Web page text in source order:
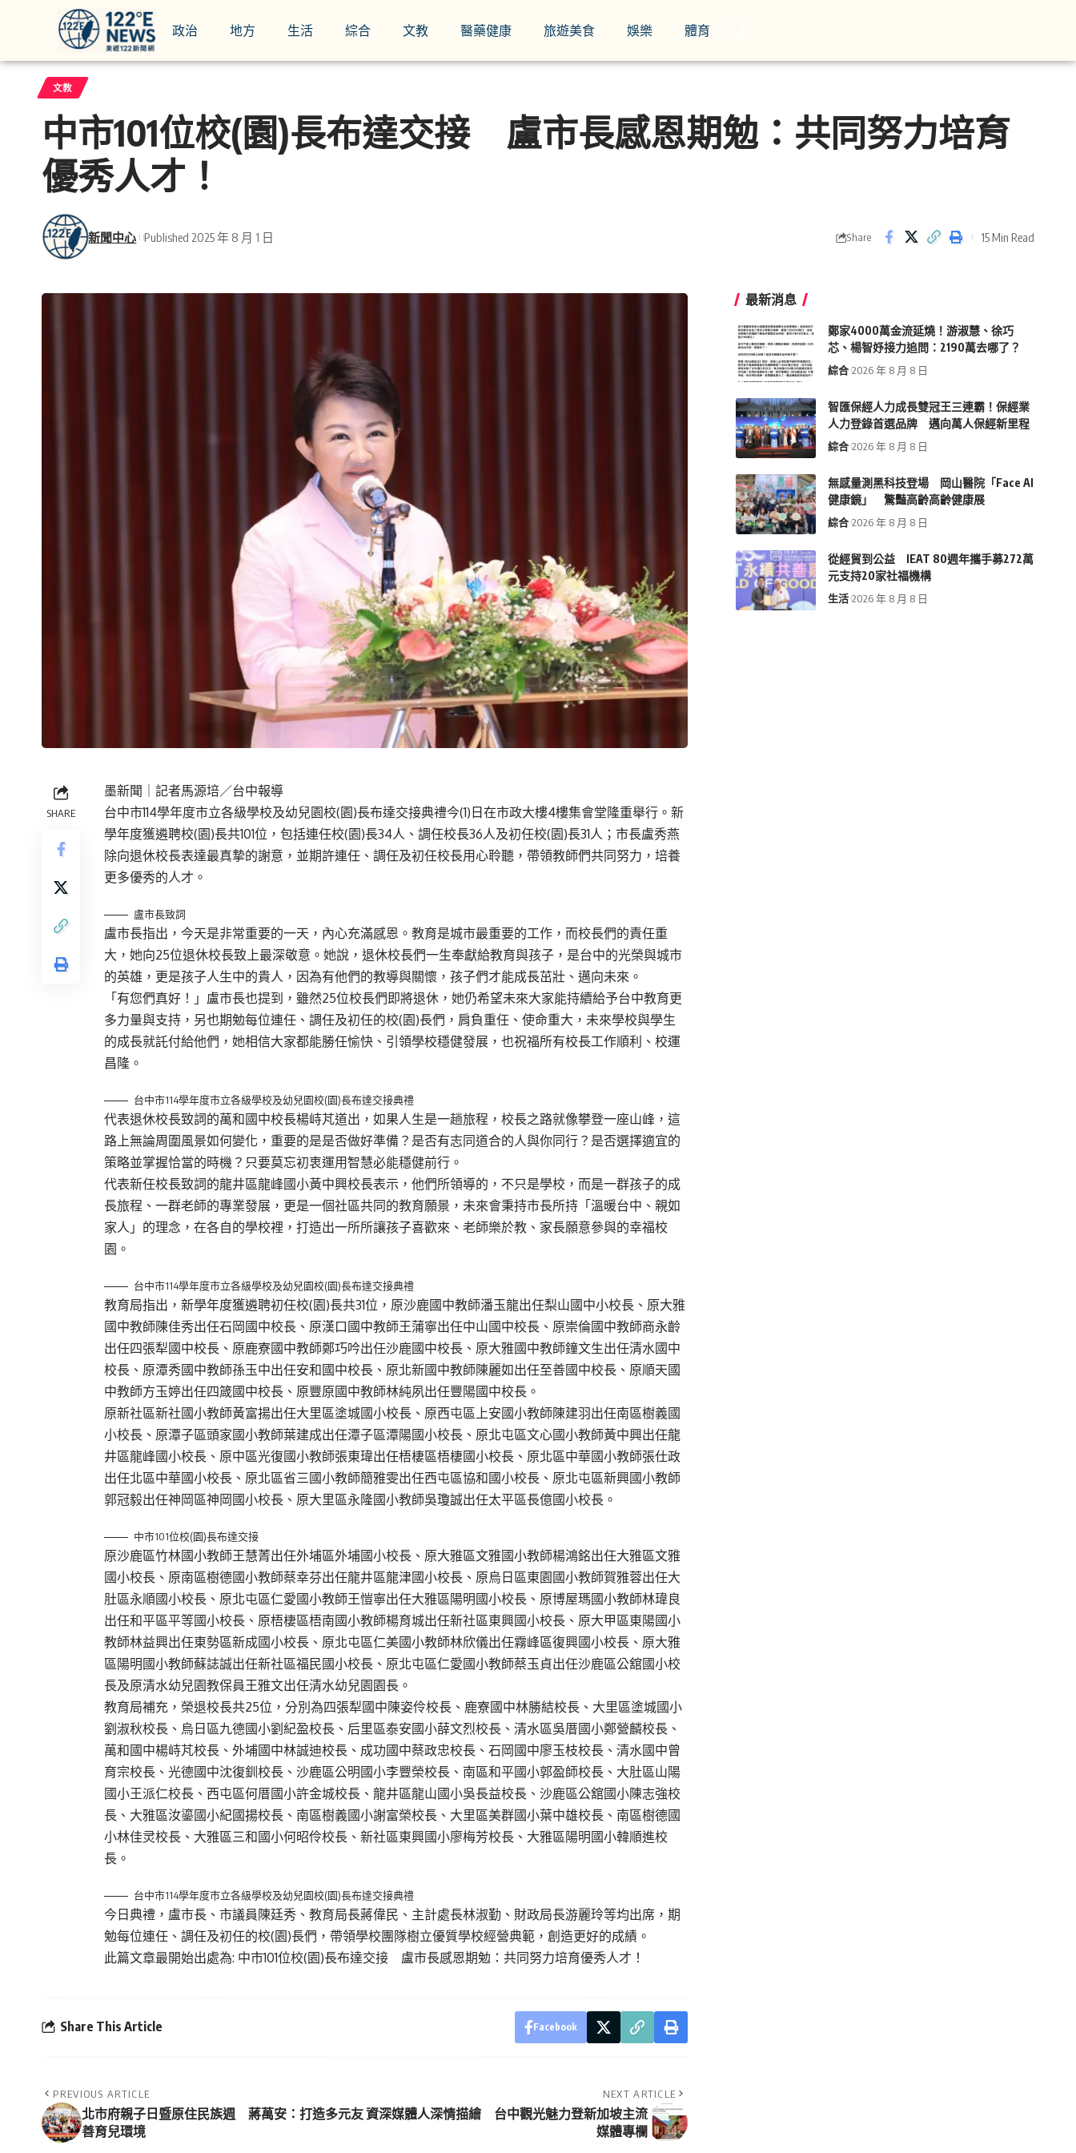
政治 地方 生活 綜合 文教 醫藥健康 旅遊美食 娛樂 體育
文教
中市101位校(園)長布達交接 盧市長感恩期勉：共同努力培育
優秀人才！
新聞中心 Published 2025 年 8 月 1 日 Share 15 Min Read
SHARE
墨新聞 ｜記者馬源培／台中報導
台中市114學年度市立各級學校及幼兒園校(園)長布達交接典禮今(1)日在市政大樓4樓集會堂隆重舉行。新
學年度獲遴聘校(園)長共101位，包括連任校(園)長34人、調任校長36人及初任校(園)長31人；市長盧秀燕
除向退休校長表達最真摯的謝意，並期許連任、調任及初任校長用心聆聽，帶領教師們共同努力，培養
更多優秀的人才。
盧市長致詞
盧市長指出，今天是非常重要的一天，內心充滿感恩。教育是城市最重要的工作，而校長們的責任重
大，她向25位退休校長致上最深敬意。她說，退休校長們一生奉獻給教育與孩子，是台中的光榮與城市
的英雄，更是孩子人生中的貴人，因為有他們的教導與關懷，孩子們才能成長茁壯、邁向未來。
「有您們真好！」盧市長也提到，雖然25位校長們即將退休，她仍希望未來大家能持續給予台中教育更
多力量與支持，另也期勉每位連任、調任及初任的校(園)長們，肩負重任、使命重大，未來學校與學生
的成長就託付給他們，她相信大家都能勝任愉快、引領學校穩健發展，也祝福所有校長工作順利、校運
昌隆。
台中市114學年度市立各級學校及幼兒園校(園)長布達交接典禮
代表退休校長致詞的萬和國中校長楊峙芃道出，如果人生是一趟旅程，校長之路就像攀登一座山峰，這
路上無論周圍風景如何變化，重要的是是否做好準備？是否有志同道合的人與你同行？是否選擇適宜的
策略並掌握恰當的時機？只要莫忘初衷運用智慧必能穩健前行。
代表新任校長致詞的龍井區龍峰國小黃中興校長表示，他們所領導的，不只是學校，而是一群孩子的成
長旅程、一群老師的專業發展，更是一個社區共同的教育願景，未來會秉持市長所持「溫暖台中、親如
家人」的理念，在各自的學校裡，打造出一所所讓孩子喜歡來、老師樂於教、家長願意參與的幸福校
園。
台中市114學年度市立各級學校及幼兒園校(園)長布達交接典禮
教育局指出，新學年度獲遴聘初任校(園)長共31位，原沙鹿國中教師潘玉龍出任梨山國中小校長、原大雅
國中教師陳佳秀出任石岡國中校長、原漢口國中教師王蒲寧出任中山國中校長、原崇倫國中教師商永齡
出任四張犁國中校長、原鹿寮國中教師鄭巧吟出任沙鹿國中校長、原大雅國中教師鐘文生出任清水國中
校長、原潭秀國中教師孫玉中出任安和國中校長、原北新國中教師陳麗如出任至善國中校長、原順天國
中教師方玉婷出任四箴國中校長、原豐原國中教師林純夙出任豐陽國中校長。
原新社區新社國小教師黃富揚出任大里區塗城國小校長、原西屯區上安國小教師陳建羽出任南區樹義國
小校長、原潭子區頭家國小教師葉建成出任潭子區潭陽國小校長、原北屯區文心國小教師黃中興出任龍
井區龍峰國小校長、原中區光復國小教師張東瑋出任梧棲區梧棲國小校長、原北區中華國小教師張仕政
出任北區中華國小校長、原北區省三國小教師簡雅雯出任西屯區協和國小校長、原北屯區新興國小教師
郭冠毅出任神岡區神岡國小校長、原大里區永隆國小教師吳瓊誠出任太平區長億國小校長。
中市101位校(園)長布達交接
原沙鹿區竹林國小教師王慧菁出任外埔區外埔國小校長、原大雅區文雅國小教師楊鴻銘出任大雅區文雅
國小校長、原南區樹德國小教師蔡幸芬出任龍井區龍津國小校長、原烏日區東園國小教師賀雅蓉出任大
肚區永順國小校長、原北屯區仁愛國小教師王愷寧出任大雅區陽明國小校長、原博屋瑪國小教師林瑋良
出任和平區平等國小校長、原梧棲區梧南國小教師楊育城出任新社區東興國小校長、原大甲區東陽國小
教師林益興出任東勢區新成國小校長、原北屯區仁美國小教師林欣儀出任霧峰區復興國小校長、原大雅
區陽明國小教師蘇誌誠出任新社區福民國小校長、原北屯區仁愛國小教師蔡玉貞出任沙鹿區公舘國小校
長及原清水幼兒園教保員王雅文出任清水幼兒園園長。
教育局補充，榮退校長共25位，分別為四張犁國中陳姿伶校長、鹿寮國中林勝結校長、大里區塗城國小
劉淑秋校長、烏日區九德國小劉紀盈校長、后里區泰安國小薛文烈校長、清水區吳厝國小鄭營麟校長、
萬和國中楊峙芃校長、外埔國中林誠迪校長、成功國中蔡政忠校長、石岡國中廖玉枝校長、清水國中曾
育宗校長、光德國中沈復釧校長、沙鹿區公明國小李豐榮校長、南區和平國小郭盈師校長、大肚區山陽
國小王派仁校長、西屯區何厝國小許金城校長、龍井區龍山國小吳長益校長、沙鹿區公舘國小陳志強校
長、大雅區汝鎏國小紀國揚校長、南區樹義國小謝富榮校長、大里區美群國小葉中雄校長、南區樹德國
小林佳灵校長、大雅區三和國小何昭伶校長、新社區東興國小廖梅芳校長、大雅區陽明國小韓順進校
長。
台中市114學年度市立各級學校及幼兒園校(園)長布達交接典禮
今日典禮，盧市長、市議員陳廷秀、教育局長蔣偉民、主計處長林淑勤、財政局長游麗玲等均出席，期
勉每位連任、調任及初任的校(園)長們，帶領學校團隊樹立優質學校經營典範，創造更好的成績。
此篇文章最開始出處為: 中市101位校(園)長布達交接 盧市長感恩期勉：共同努力培育優秀人才！
Share This Article Facebook
PREVIOUS ARTICLE
北市府親子日暨原住民族週 蔣萬安：打造多元友
善育兒環境
NEXT ARTICLE
資深媒體人深情描繪 台中觀光魅力登新加坡主流
媒體專欄
最新消息
鄭家4000萬金流延燒！游淑慧、徐巧
芯、楊智妤接力追問：2190萬去哪了？
綜合 2026 年 8 月 8 日
智匯保經人力成長雙冠王三連霸！保經業
人力登錄首選品牌 邁向萬人保經新里程
綜合 2026 年 8 月 8 日
無感量測黑科技登場 岡山醫院「Face AI
健康鏡」 驚豔高齡高齡健康展
綜合 2026 年 8 月 8 日
從經貿到公益 IEAT 80週年攜手募272萬
元支持20家社福機構
生活 2026 年 8 月 8 日